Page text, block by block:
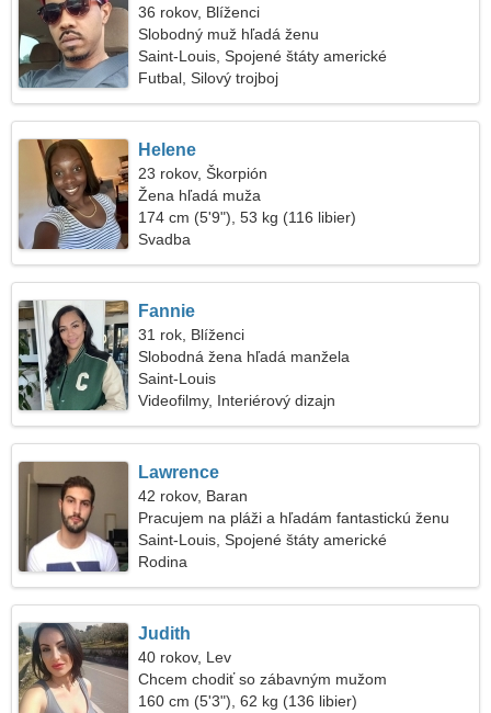
36 rokov, Blíženci
Slobodný muž hľadá ženu
Saint-Louis, Spojené štáty americké
Futbal, Silový trojboj
Helene
23 rokov, Škorpión
Žena hľadá muža
174 cm (5'9"), 53 kg (116 libier)
Svadba
Fannie
31 rok, Blíženci
Slobodná žena hľadá manžela
Saint-Louis
Videofilmy, Interiérový dizajn
Lawrence
42 rokov, Baran
Pracujem na pláži a hľadám fantastickú ženu
Saint-Louis, Spojené štáty americké
Rodina
Judith
40 rokov, Lev
Chcem chodiť so zábavným mužom
160 cm (5'3"), 62 kg (136 libier)